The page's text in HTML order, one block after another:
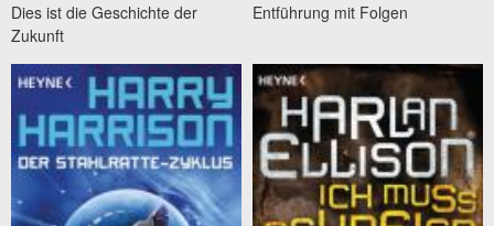
Dies ist die Geschichte der
Zukunft
Entführung mit Folgen